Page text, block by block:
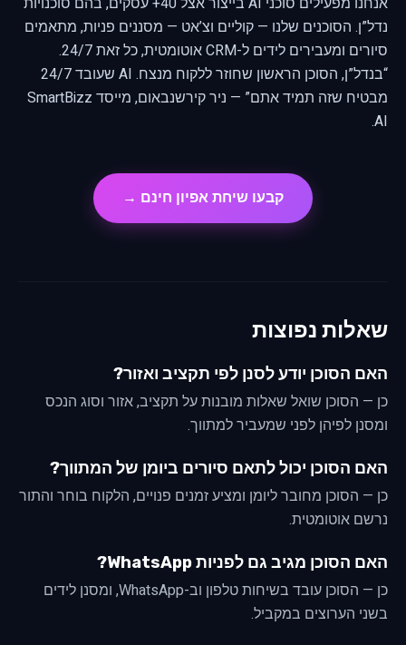
נדל”ן. הסוכנים שלנו — קוליים וצ’אט — מסננים פניות, מתאמים
סיורים ומעבירים לידים ל-CRM אוטומטית, כל זאת 24/7.
“בנדל”ן, הסוכן הראשון שחוזר ללקוח מנצח. AI שעובד 24/7
מבטיח שזה תמיד אתם” — ניר קירשנבאום, מייסד SmartBizz
AI.
קבעו שיחת אפיון חינם →
שאלות נפוצות
האם הסוכן יודע לסנן לפי תקציב ואזור?
כן — הסוכן שואל שאלות מובנות על תקציב, אזור וסוג הנכס
ומסנן לפיהן לפני שמעביר למתווך.
האם הסוכן יכול לתאם סיורים ביומן של המתווך?
כן — הסוכן מחובר ליומן ומציע זמנים פנויים, הלקוח בוחר והתור
נרשם אוטומטית.
האם הסוכן מגיב גם לפניות WhatsApp?
כן — הסוכן עובד בשיחות טלפון וב-WhatsApp, ומסנן לידים
בשני הערוצים במקביל.